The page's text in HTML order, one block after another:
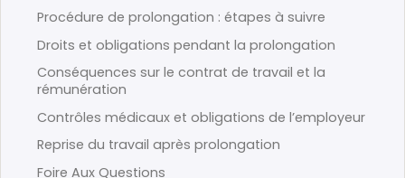
Procédure de prolongation : étapes à suivre
Droits et obligations pendant la prolongation
Conséquences sur le contrat de travail et la
rémunération
Contrôles médicaux et obligations de l’employeur
Reprise du travail après prolongation
Foire Aux Questions